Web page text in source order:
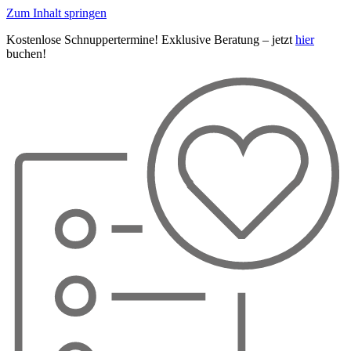
Zum Inhalt springen
Kostenlose Schnuppertermine! Exklusive Beratung – jetzt hier
buchen!